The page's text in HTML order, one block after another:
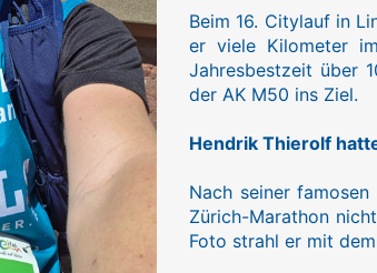
Beim 16. Citylauf in
er viele Kilometer
Jahresbestzeit über
der AK M50 ins Ziel.
Hendrik Thierolf
Nach seiner
Zürich-Marathon
Foto strahl er mit